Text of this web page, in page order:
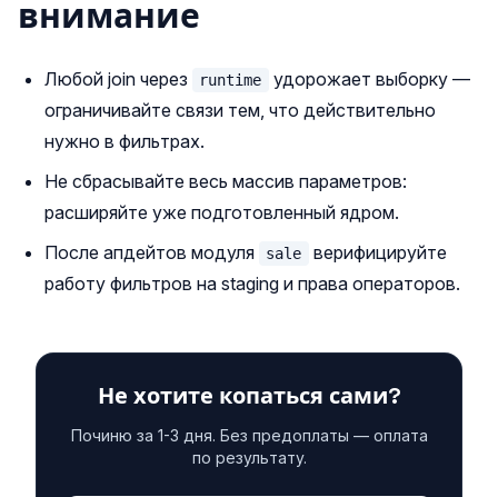
внимание
Любой join через runtime
удорожает выборку —
ограничивайте связи тем, что действительно
нужно в фильтрах.
Не сбрасывайте весь массив параметров:
расширяйте уже подготовленный ядром.
После апдейтов модуля
sale
верифицируйте
работу фильтров на staging и права операторов.
Не хотите копаться сами?
Починю за 1-3 дня. Без предоплаты — оплата
по результату.